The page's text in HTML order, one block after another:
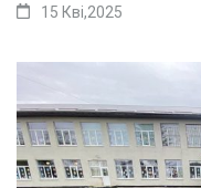
15 Кві,2025